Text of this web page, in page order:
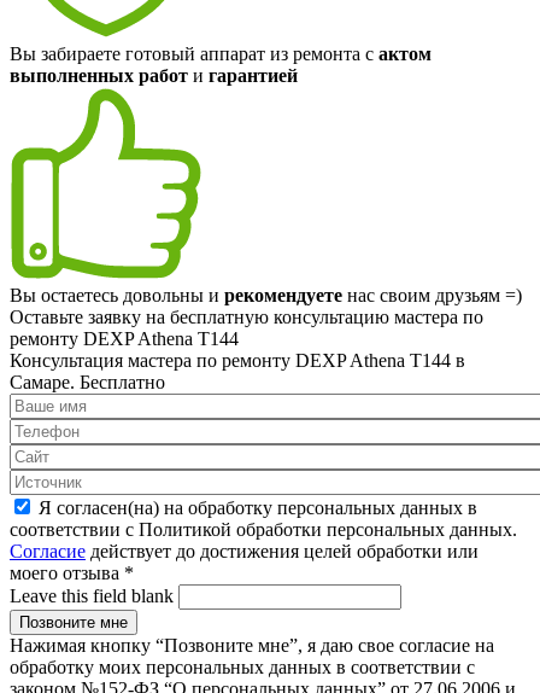
Вы забираете готовый аппарат из ремонта с актом
выполненных работ и гарантией
Вы остаетесь довольны и рекомендуете нас своим друзьям =)
Оставьте заявку на бесплатную консультацию мастера по
ремонту DEXP Athena T144
Консультация мастера по ремонту DEXP Athena T144 в
Самаре. Бесплатно
Я согласен(на) на обработку персональных данных в
соответствии с Политикой обработки персональных данных.
Согласие действует до достижения целей обработки или
моего отзыва *
Leave this field blank
Нажимая кнопку “Позвоните мне”, я даю свое согласие на
обработку моих персональных данных в соответствии с
законом №152-ФЗ “О персональных данных” от 27.06.2006 и